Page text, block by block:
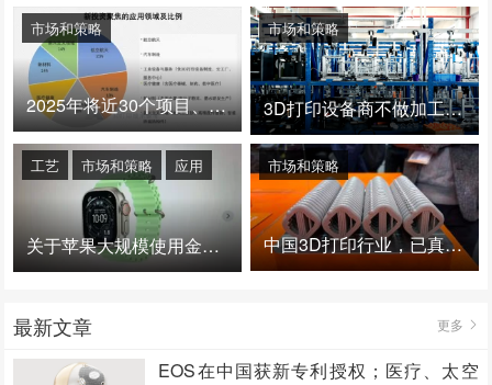
2025年将近30个项目、150亿投资：3D打印真的迎来爆发拐点了吗
市场和策略
3D打印设备商不做加工服务，就成了旁观者！
市场和策略
关于苹果大规模使用金属3D打印的思考
工艺 市场和策略 应用
中国3D打印行业，已真正进入爆发时代！
市场和策略
最新文章 更多
EOS在中国获新专利授权；医疗、太空